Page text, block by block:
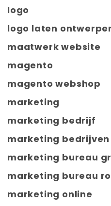
logo
logo laten
maatwerk website
magento
magento webshop
marketing
marketing bedrijf
marketing bedrijven
marketing bureau
marketing bureau
marketing online